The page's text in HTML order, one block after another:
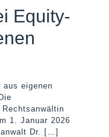
Equity-
eigenen
1. Januar 2026
Dr. […]